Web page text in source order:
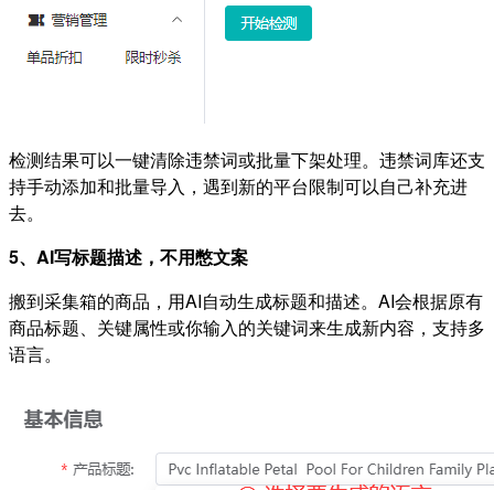
检测结果可以一键清除违禁词或批量下架处理。违禁词库还支
持手动添加和批量导入，遇到新的平台限制可以自己补充进
去。
5、AI写标题描述，不用憋文案
搬到采集箱的商品，用AI自动生成标题和描述。AI会根据原有
商品标题、关键属性或你输入的关键词来生成新内容，支持多
语言。